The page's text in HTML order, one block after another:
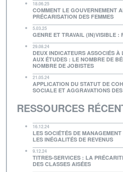
18.06.25
COMMENT LE GOUVERNEMENT
PRÉCARISATION DES FEMMES
5.03.25
GENRE ET TRAVAIL (IN)VISIBLE :
29.08.24
DEUX INDICATEURS ASSOCIÉS
AUX ÉTUDES : LE NOMBRE DE
NOMBRE DE JOBISTES
21.05.24
APPLICATION DU STATUT DE
SOCIALE ET AGGRAVATIONS
RESSOURCES
16.12.24
LES SOCIÉTÉS DE
LES INÉGALITÉS DE REVENUS
9.12.24
TITRES-SERVICES : LA
DES CLASSES AISÉES